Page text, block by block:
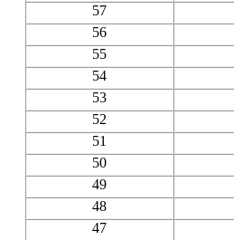
57
56
55
54
53
52
51
50
49
48
47